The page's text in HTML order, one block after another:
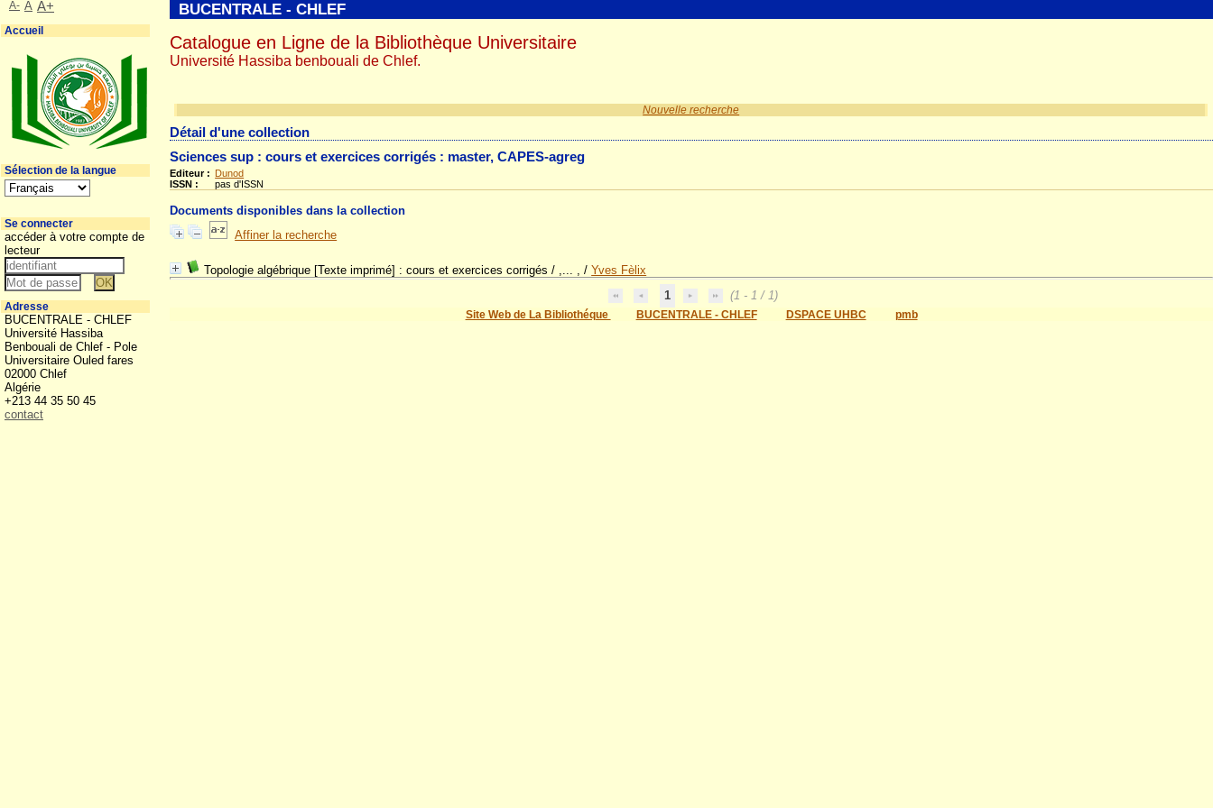
Nouvelle recherche
Détail d'une collection
Sciences sup : cours et exercices corrigés : master, CAPES-agreg
Editeur : Dunod
ISSN :
pas d'ISSN
Documents disponibles dans la collection
Affiner la recherche
Topologie algébrique [Texte imprimé] : cours et exercices corrigés / ,... , /Yves Fèlix
1
(1 - 1 / 1)
Site Web de La Bibliothéque BUCENTRALE - CHLEF DSPACE UHBC pmb
BUCENTRALE - CHLEF
Catalogue en Ligne de la Bibliothèque Universitaire
Université Hassiba benbouali de Chlef.
A- A A+
Accueil
Sélection de la langue
Se connecter
accéder à votre compte de
lecteur
Adresse
BUCENTRALE - CHLEF
Université Hassiba
Benbouali de Chlef - Pole
Universitaire Ouled fares
02000 Chlef
Algérie
+213 44 35 50 45
contact